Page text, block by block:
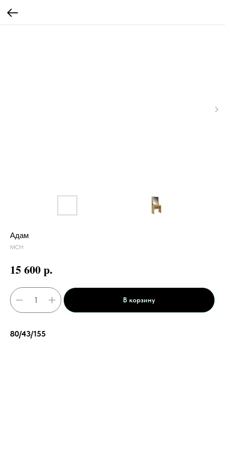
Адам
МСН
15 600р.
В корзину
80/43/155